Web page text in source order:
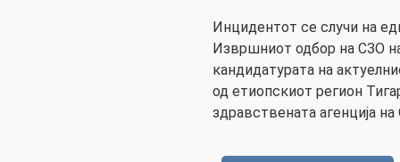
Инцидентот се случи на
Извршниот одбор на СЗО
кандидатурата на
од етиопскиот регион
здравствената агенција